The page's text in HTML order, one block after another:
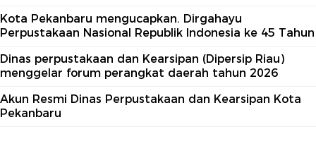
Kota Pekanbaru mengucapkan. Dirgahayu
Perpustakaan Nasional Republik Indonesia ke 45 Tahun
Dinas perpustakaan dan Kearsipan (Dipersip Riau)
menggelar forum perangkat daerah tahun 2026
Akun Resmi Dinas Perpustakaan dan Kearsipan Kota
Pekanbaru